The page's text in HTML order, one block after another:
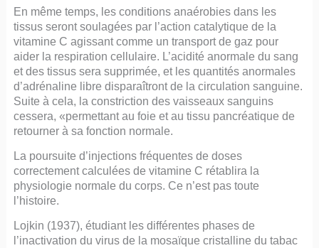
En même temps, les conditions anaérobies dans les
tissus seront soulagées par l’action catalytique de la
vitamine C agissant comme un transport de gaz pour
aider la respiration cellulaire. L’acidité anormale du sang
et des tissus sera supprimée, et les quantités anormales
d’adrénaline libre disparaîtront de la circulation sanguine.
Suite à cela, la constriction des vaisseaux sanguins
cessera, «permettant au foie et au tissu pancréatique de
retourner à sa fonction normale.
La poursuite d’injections fréquentes de doses
correctement calculées de vitamine C rétablira la
physiologie normale du corps. Ce n’est pas toute
l’histoire.
Lojkin (1937), étudiant les différentes phases de
l’inactivation du virus de la mosaïque cristalline du tabac